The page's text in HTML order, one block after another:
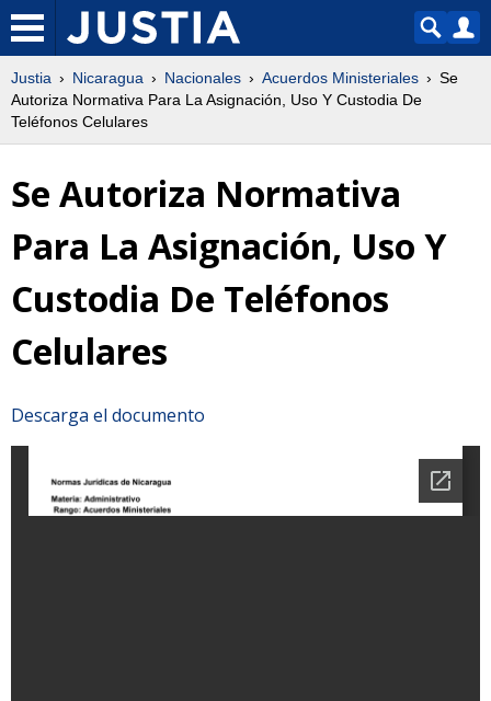
Justia Nicaragua Nacionales Acuerdos Ministeriales
Se
Autoriza Normativa Para La Asignación, Uso Y Custodia De
Teléfonos Celulares
Se Autoriza Normativa
Para La Asignación, Uso Y
Custodia De Teléfonos
Celulares
Descarga el documento